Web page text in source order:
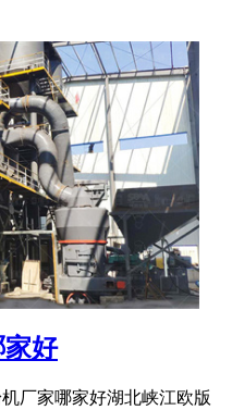
好
厂家哪家好湖北峡江欧版